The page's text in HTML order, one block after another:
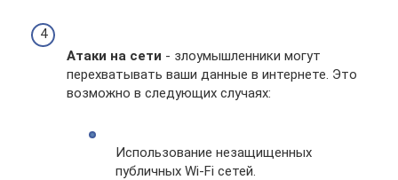
Атаки на сети - злоумышленники могут
перехватывать ваши данные в интернете. Это
возможно в следующих случаях:
Использование незащищенных
публичных Wi-Fi сетей.